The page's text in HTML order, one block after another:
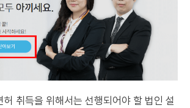
허 취득을 위해서는 선행되어야 할 법인 설